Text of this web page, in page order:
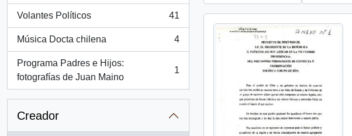
Volantes Políticos
, 41 resultados
41
Música Docta chilena
, 4 resultados
4
Programa Padres e Hijos:
fotografías de Juan Maino
, 1 resultados
1
Creador